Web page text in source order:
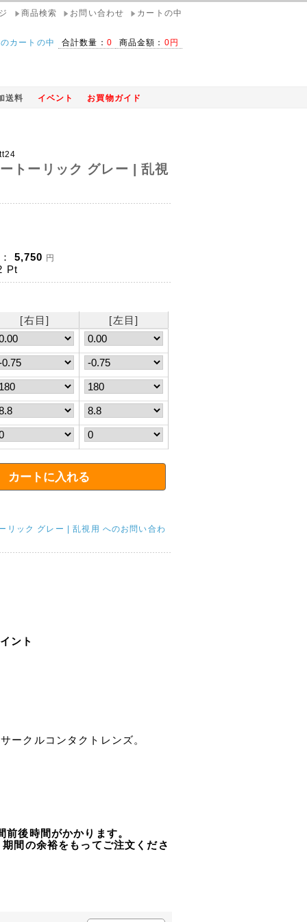
商品検索 お問い合わせ カートの中
カートの中 合計数量： 0 商品金額： 0円
送料 イベント お買物ガイド
トーリック グレー | 乱視
5,750 円
Pt
[右目]
[左目]
リック グレー | 乱視用 へのお問い合わ
ント
ークルコンタクトレンズ。
後時間がかかります。
間の余裕をもってご注文くださ